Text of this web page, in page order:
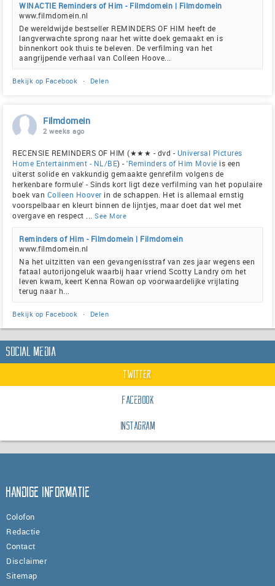
WINACTIE Reminders of Him - Filmdomein | Filmdomein
www.filmdomein.nl
De wereldwijde bestseller REMINDERS OF HIM heeft de
langverwachte sprong naar het witte doek gemaakt en is
binnenkort ook thuis te beleven. De verfilming van het
aangrijpende verhaal van Colleen Hoove...
Bekijk op Facebook · Delen
Filmdomein
2 weeks ago
RECENSIE REMINDERS OF HIM (★★★ - dvd - Universal Pictures
Home Entertainment - NL/BE) - 'Reminders of Him Movie is een
uiterst solide en vakkundig gemaakte genrefilm volgens de
herkenbare formule' - Sinds kort ligt deze verfilming van het populaire
boek van Colleen Hoover in de schappen. Het is allemaal ernstig
voorspelbaar en kleurt binnen de lijntjes, maar doet dat wel met
overgave en respect ... See More
Reminders of Him - Filmdomein | Filmdomein
www.filmdomein.nl
Na het uitzitten van een gevangenisstraf van zes jaar wegens een
fataal autorijongeluk waarbij haar vriend Scotty Landry om het
leven kwam, keert Kenna Rowan op voorwaardelijke vrijlating
terug naar h...
Bekijk op Facebook · Delen
Social Media
Twitter
Facebook
Instagram
Handige informatie
Colofon
Redactie
Contact
Disclaimer
Sitemap